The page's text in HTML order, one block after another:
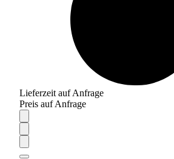
Lieferzeit auf Anfrage
Preis auf Anfrage